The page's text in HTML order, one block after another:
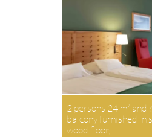
2 persons 24 m² and
balcony furnished in
wood floor,…